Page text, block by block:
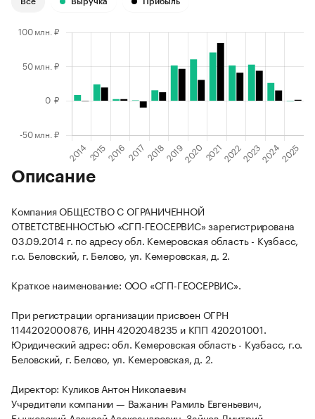
Все Выручка Прибыль
Описание
Компания ОБЩЕСТВО С ОГРАНИЧЕННОЙ
ОТВЕТСТВЕННОСТЬЮ «СГП-ГЕОСЕРВИС» зарегистрирована
03.09.2014 г. по адресу обл. Кемеровская область - Кузбасс,
г.о. Беловский, г. Белово, ул. Кемеровская, д. 2.
Краткое наименование: ООО «СГП-ГЕОСЕРВИС».
При регистрации организации присвоен ОГРН
1144202000876, ИНН 4202048235 и КПП 420201001.
Юридический адрес: обл. Кемеровская область - Кузбасс, г.о.
Беловский, г. Белово, ул. Кемеровская, д. 2.
Директор: Куликов Антон Николаевич
Учредители компании — Важанин Рамиль Евгеньевич,